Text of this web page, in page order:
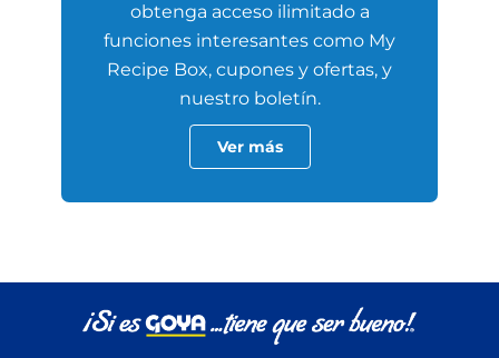
obtenga acceso ilimitado a
funciones interesantes como My
Recipe Box, cupones y ofertas, y
nuestro boletín.
Ver más